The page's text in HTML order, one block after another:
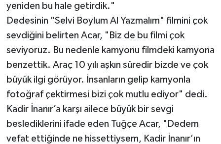
yeniden bu hale getirdik."
Dedesinin "Selvi Boylum Al Yazmalım" filmini çok
sevdiğini belirten Acar, "Biz de bu filmi çok
seviyoruz. Bu nedenle kamyonu filmdeki kamyona
benzettik. Araç 10 yılı aşkın süredir bizde ve çok
büyük ilgi görüyor. İnsanların gelip kamyonla
fotoğraf çektirmesi bizi çok mutlu ediyor" dedi.
Kadir İnanır’a karşı ailece büyük bir sevgi
beslediklerini ifade eden Tuğçe Acar, "Dedem
vefat ettiğinde ne hissettiysem, Kadir İnanır’ın